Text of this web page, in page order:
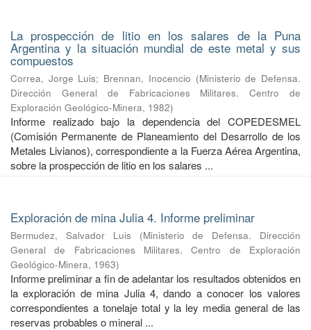
La prospección de litio en los salares de la Puna
Argentina y la situación mundial de este metal y sus
compuestos
Correa, Jorge Luis; Brennan, Inocencio (Ministerio de Defensa.
Dirección General de Fabricaciones Militares. Centro de
Exploración Geológico-Minera, 1982)
Informe realizado bajo la dependencia del COPEDESMEL
(Comisión Permanente de Planeamiento del Desarrollo de los
Metales Livianos), correspondiente a la Fuerza Aérea Argentina,
sobre la prospección de litio en los salares ...
Exploración de mina Julia 4. Informe preliminar
Bermudez, Salvador Luis (Ministerio de Defensa. Dirección
General de Fabricaciones Militares. Centro de Exploración
Geológico-Minera, 1963)
Informe preliminar a fin de adelantar los resultados obtenidos en
la exploración de mina Julia 4, dando a conocer los valores
correspondientes a tonelaje total y la ley media general de las
reservas probables o mineral ...